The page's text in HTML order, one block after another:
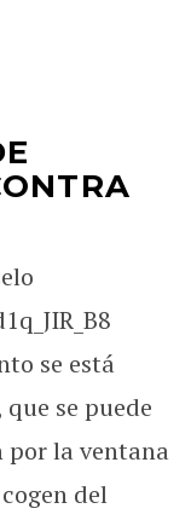
se está
se puede
por la ventana
del